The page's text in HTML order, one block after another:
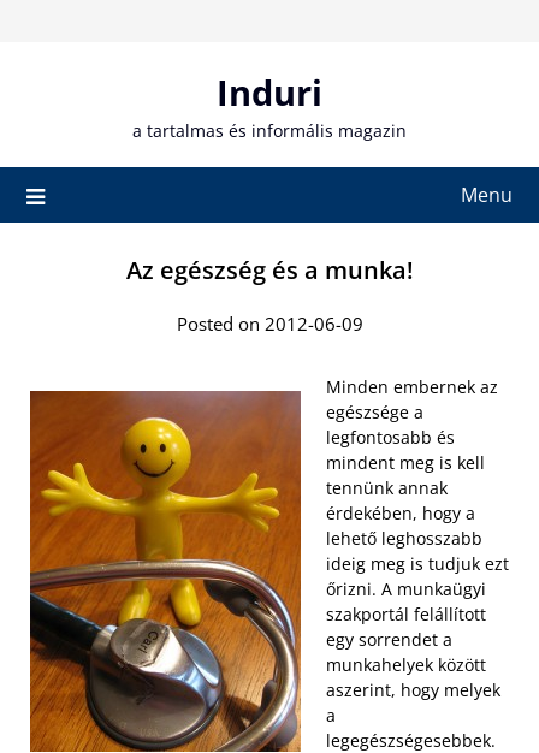
Induri
a tartalmas és informális magazin
Menu
Az egészség és a munka!
Posted on 2012-06-09
Minden embernek az
egészsége a
legfontosabb és
mindent meg is kell
tennünk annak
érdekében, hogy a
lehető leghosszabb
ideig meg is tudjuk ezt
őrizni. A munkaügyi
szakportál felállított
egy sorrendet a
munkahelyek között
aszerint, hogy melyek
a
legegészségesebbek.